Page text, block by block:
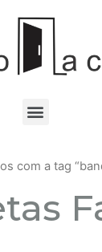
com a tag